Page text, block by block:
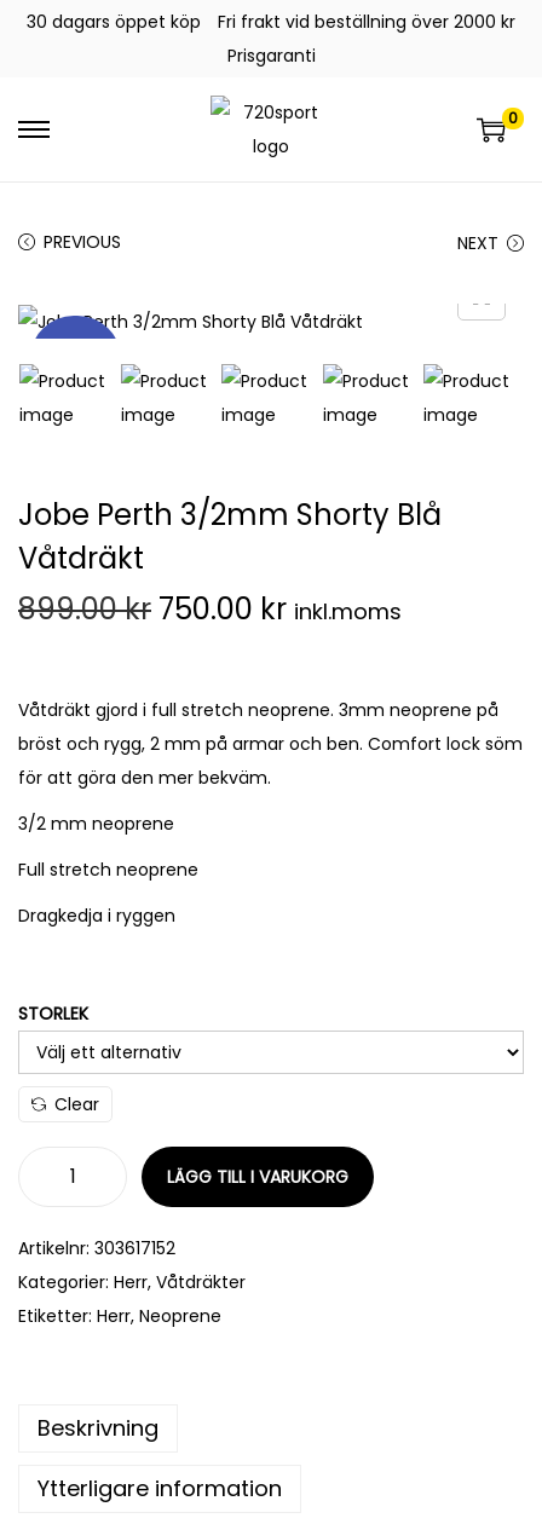
30 dagars öppet köp
Fri frakt vid beställning över 2000 kr
Prisgaranti
0
PREVIOUS NEXT
Jobe Perth 3/2mm Shorty Blå
Våtdräkt
899.00kr 750.00 kr inkl.moms
Våtdräkt gjord i full stretch neoprene. 3mm neoprene på
bröst och rygg, 2 mm på armar och ben. Comfort lock söm
för att göra den mer bekväm.
3/2 mm neoprene
Full stretch neoprene
Dragkedja i ryggen
STORLEK
Clear
LÄGG TILL I VARUKORG
Artikelnr: 303617152
Kategorier: Herr, Våtdräkter
Etiketter: Herr, Neoprene
Beskrivning
Ytterligare information